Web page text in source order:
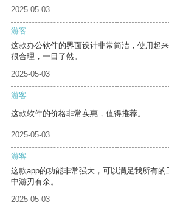
2025-05-03
游客
这款办公软件的界面设计非常简洁，使用起
很合理，一目了然。
2025-05-03
游客
这款软件的价格非常实惠，值得推荐。
2025-05-03
游客
这款app的功能非常强大，可以满足我所有
中游刃有余。
2025-05-03